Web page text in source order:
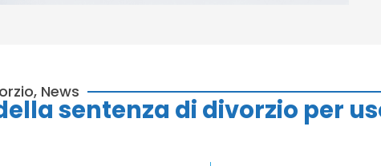
, News
sentenza di divorzio per